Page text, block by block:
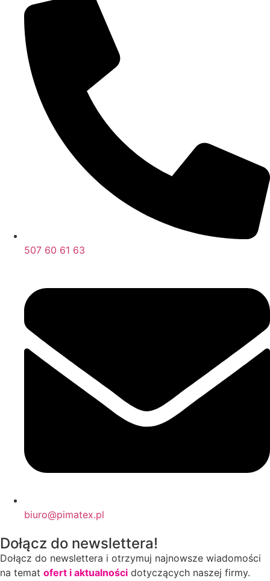
507 60 61 63
biuro@pimatex.pl
Dołącz do newslettera!
Dołącz do newslettera i otrzymuj najnowsze wiadomości
na temat ofert i aktualności dotyczących naszej firmy.